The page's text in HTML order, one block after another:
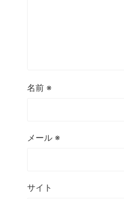
名前 ※
メール ※
サイト